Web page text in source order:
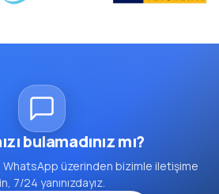
bulamadınız mı?
WhatsApp üzerinden bizimle iletişime
7/24 yanınızdayız.